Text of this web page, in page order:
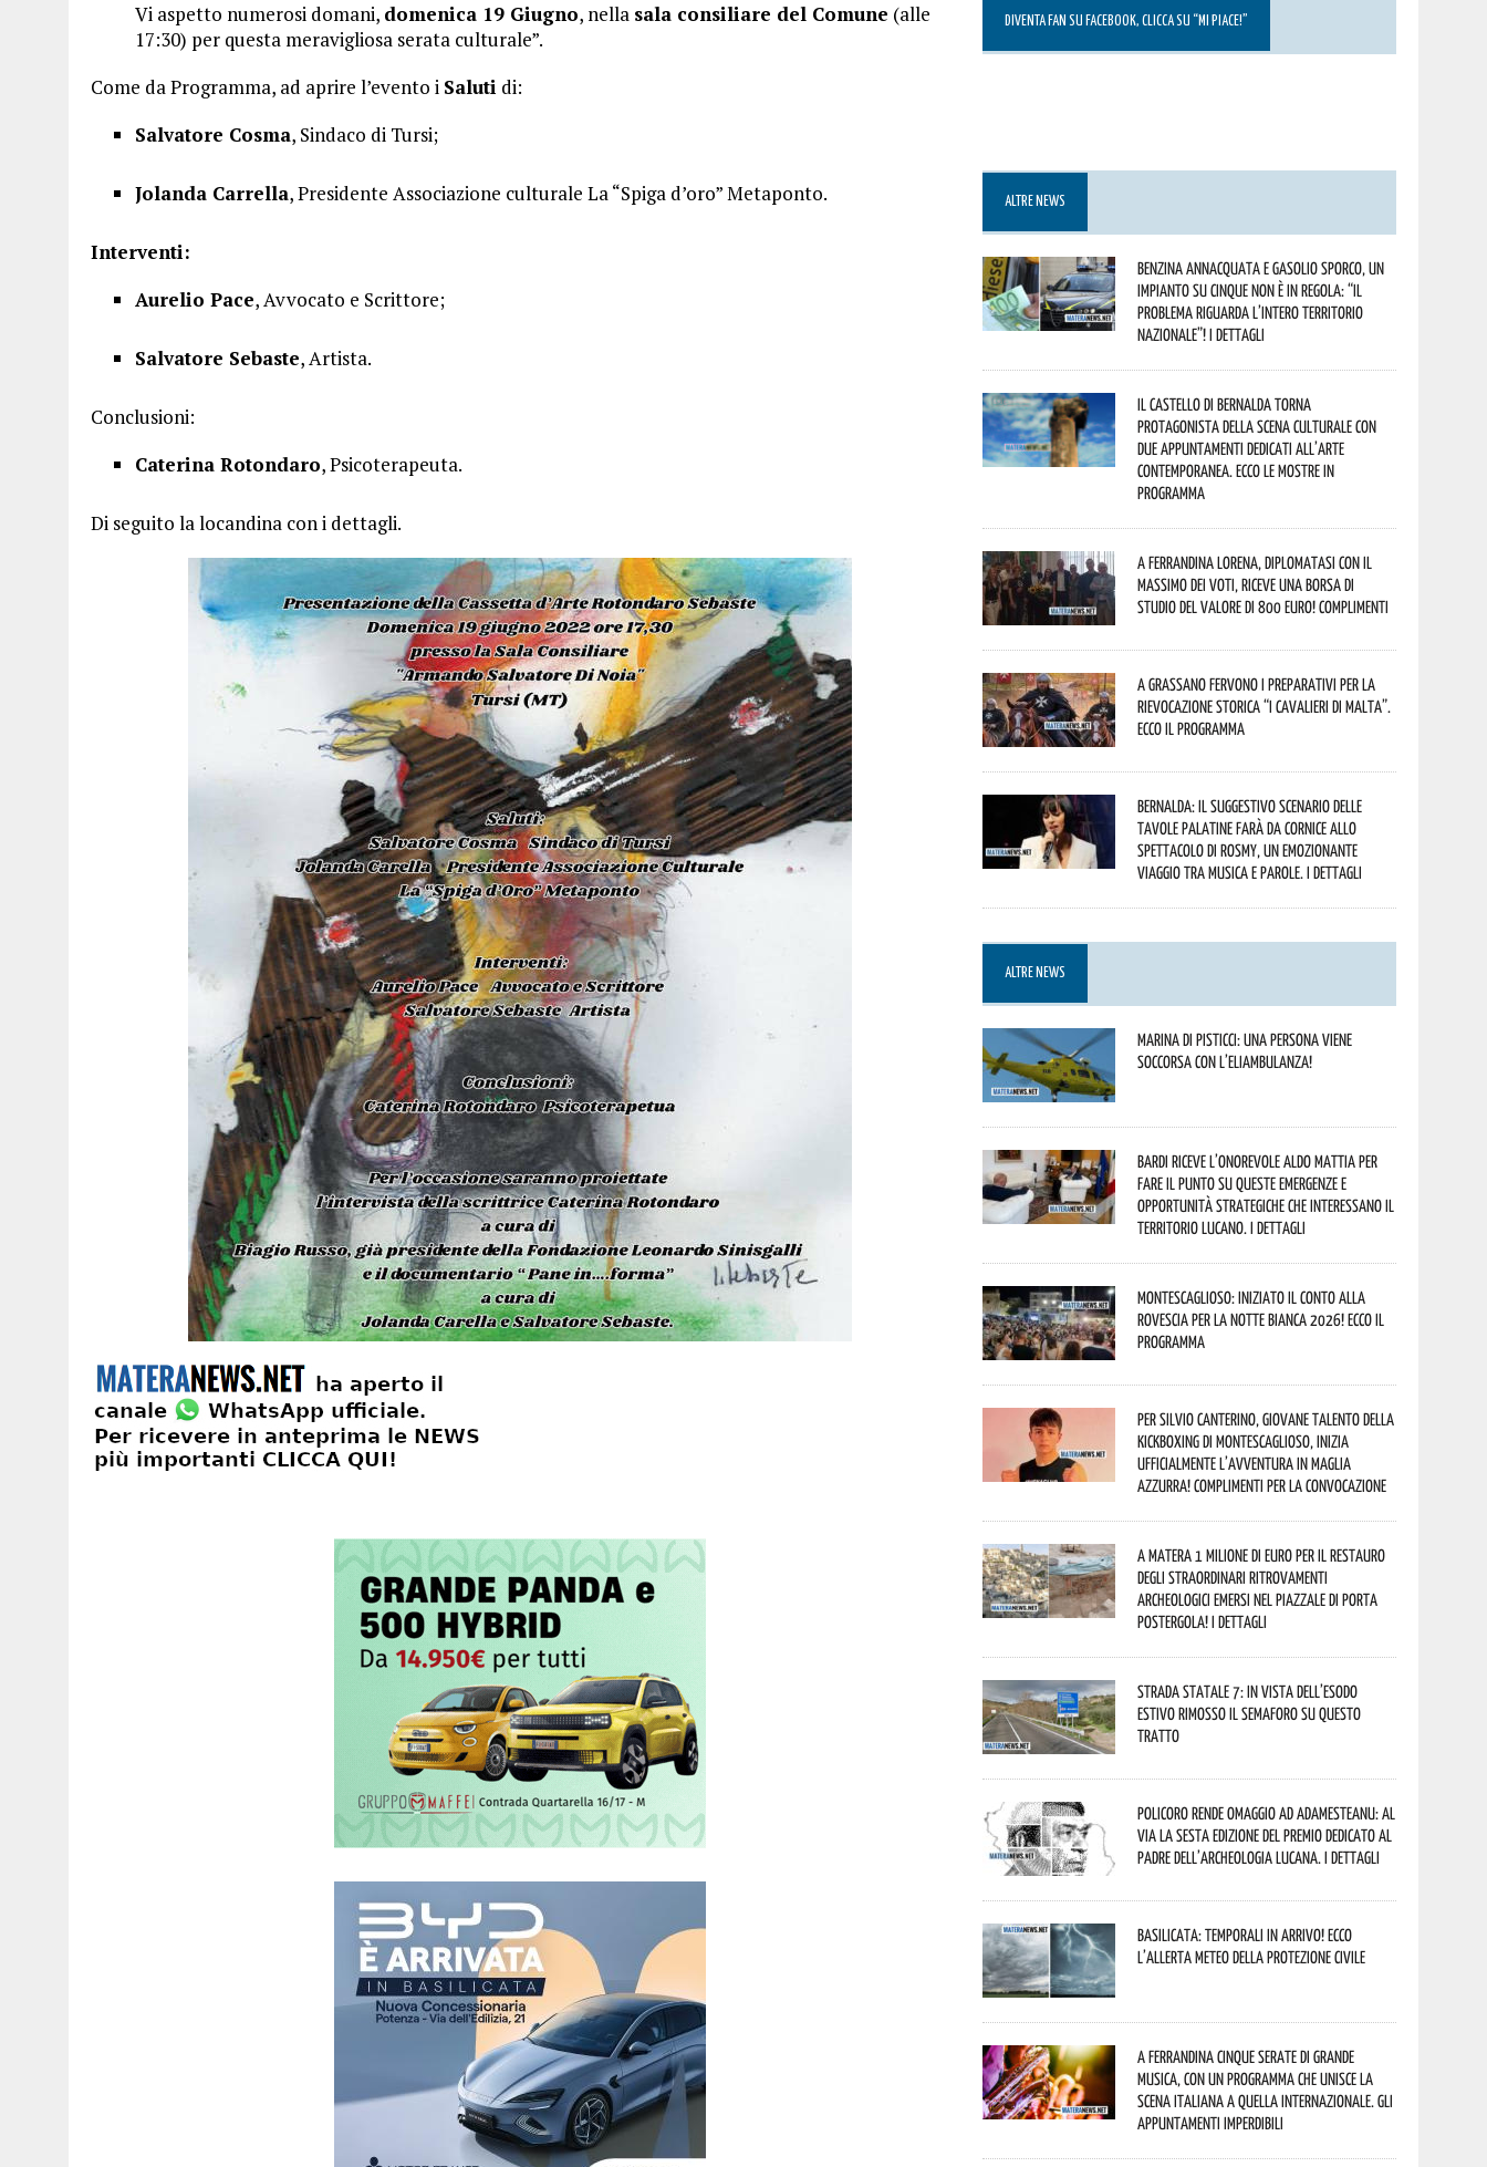
Vi aspetto numerosi domani, domenica 19 Giugno, nella sala consiliare del Comune (alle
17:30) per questa meravigliosa serata culturale”.
Come da Programma, ad aprire l’evento i Saluti di:
Salvatore Cosma, Sindaco di Tursi;
Jolanda Carrella, Presidente Associazione culturale La “Spiga d’oro” Metaponto.
Interventi:
Aurelio Pace, Avvocato e Scrittore;
Salvatore Sebaste, Artista.
Conclusioni:
Caterina Rotondaro, Psicoterapeuta.
Di seguito la locandina con i dettagli.
DIVENTA FAN SU FACEBOOK, CLICCA SU “MI PIACE!”
ALTRE NEWS
Benzina annacquata e gasolio sporco, un
impianto su cinque non è in regola: “il
problema riguarda l’intero territorio
Nazionale”! I dettagli
Il Castello di Bernalda torna
protagonista della scena culturale con
due appuntamenti dedicati all’arte
contemporanea. Ecco le mostre in
programma
A Ferrandina Lorena, diplomatasi con il
massimo dei voti, riceve una borsa di
studio del valore di 800 euro! Complimenti
A Grassano fervono i preparativi per la
Rievocazione Storica “I CAVALIERI DI MALTA”.
Ecco il programma
Bernalda: il suggestivo scenario delle
Tavole Palatine farà da cornice allo
spettacolo di Rosmy, un emozionante
viaggio tra musica e parole. I dettagli
ALTRE NEWS
Marina di Pisticci: una persona viene
soccorsa con l’eliambulanza!
Bardi riceve l’onorevole Aldo Mattia per
fare il punto su queste emergenze e
opportunità strategiche che interessano il
territorio lucano. I dettagli
Montescaglioso: iniziato il conto alla
rovescia per la Notte Bianca 2026! Ecco il
programma
Per Silvio Canterino, giovane talento della
kickboxing di Montescaglioso, inizia
ufficialmente l’avventura in maglia
azzurra! Complimenti per la convocazione
A Matera 1 milione di euro per il restauro
degli straordinari ritrovamenti
archeologici emersi nel piazzale di Porta
Postergola! I dettagli
Strada statale 7: in vista dell’esodo
estivo rimosso il semaforo su questo
tratto
Policoro rende omaggio ad Adamesteanu: al
via la sesta edizione del Premio dedicato al
padre dell’archeologia lucana. I dettagli
Basilicata: temporali in arrivo! Ecco
l’allerta meteo della Protezione civile
A Ferrandina cinque serate di grande
musica, con un programma che unisce la
scena italiana a quella internazionale. Gli
appuntamenti imperdibili